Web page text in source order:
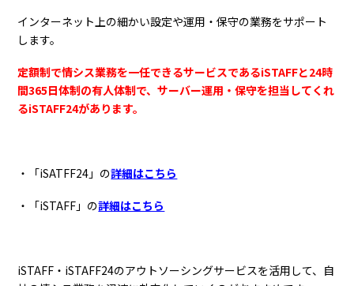
インターネット上の細かい設定や運用・保守の業務をサポート
します。
定額制で情シス業務を一任できるサービスであるiSTAFFと24時
間365日体制の有人体制で、サーバー運用・保守を担当してくれ
るiSTAFF24があります。
・「iSATFF24」の詳細はこちら
・「iSTAFF」の詳細はこちら
iSTAFF・iSTAFF24のアウトソーシングサービスを活用して、自